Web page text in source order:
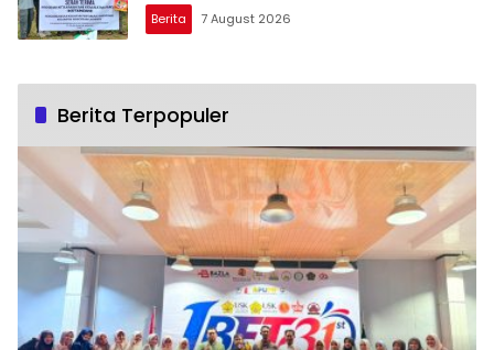
Berita 7 August 2026
Berita Terpopuler